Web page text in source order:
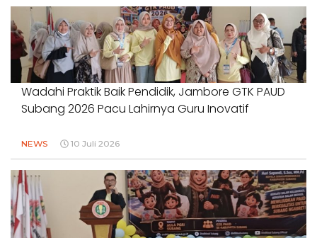
Wadahi Praktik Baik Pendidik, Jambore GTK PAUD
Subang 2026 Pacu Lahirnya Guru Inovatif
NEWS 10 Juli 2026